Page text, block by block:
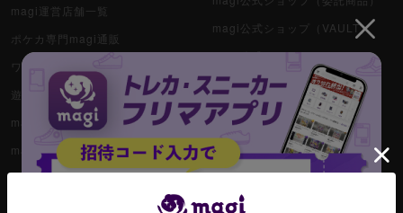
遊戯王ラッシュデュエル
ポケカ（未開封BOX）
遊戯王（未開封BOX）
ポケカ（未開封パック）
遊戯王（未開封パック）
magi運営店舗一覧
ポケカ専門magi通販
ワンピース専門magi通販
遊戯王専門magi通販
magiマガジン
magi SNS取引
お知らせ一覧
magi公式ショップ（VAULT）
magi公式X
magi秋葉原店公式X
magi新宿西口店公式X
magi秋葉原ラジオ会館店公式X
magi大阪なんばマルイ店公式X
magi名古屋PARCO店公式X